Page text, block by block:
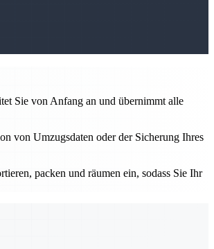
Sie von Anfang an und übernimmt alle
von Umzugsdaten oder der Sicherung Ihres
packen und räumen ein, sodass Sie Ihr